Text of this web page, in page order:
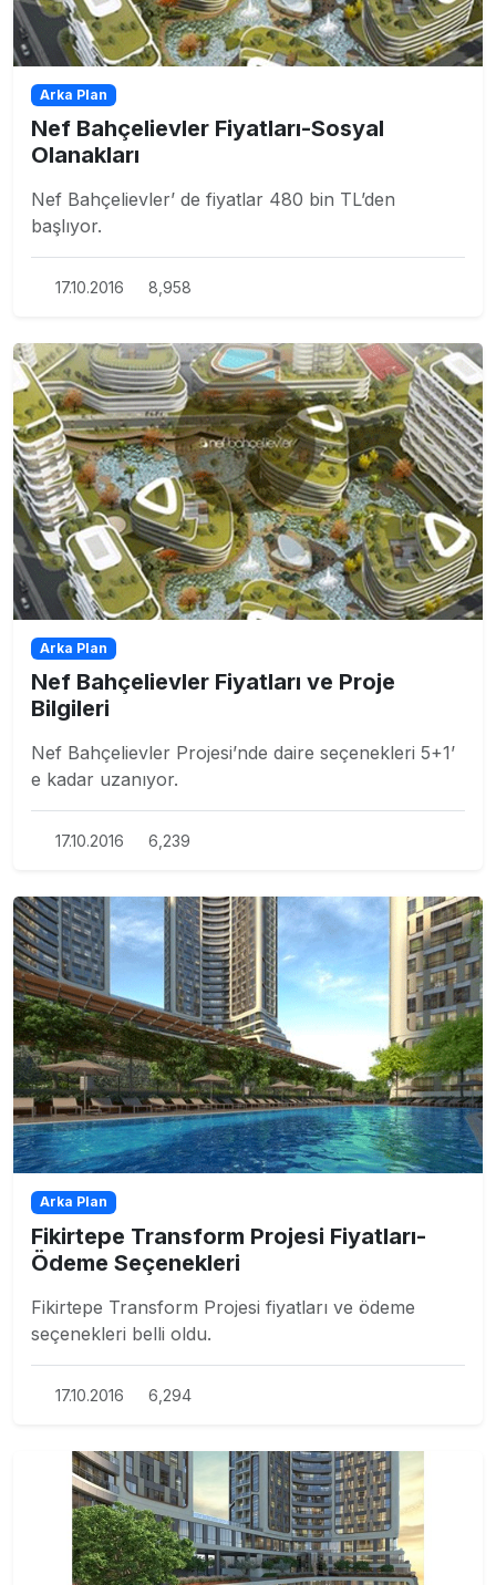
Arka Plan
Nef Bahçelievler Fiyatları-Sosyal
Olanakları
Nef Bahçelievler’ de fiyatlar 480 bin TL’den
başlıyor.
17.10.2016 8,958
Arka Plan
Nef Bahçelievler Fiyatları ve Proje
Bilgileri
Nef Bahçelievler Projesi’nde daire seçenekleri 5+1’
e kadar uzanıyor.
17.10.2016 6,239
Arka Plan
Fikirtepe Transform Projesi Fiyatları-
Ödeme Seçenekleri
Fikirtepe Transform Projesi fiyatları ve ödeme
seçenekleri belli oldu.
17.10.2016 6,294